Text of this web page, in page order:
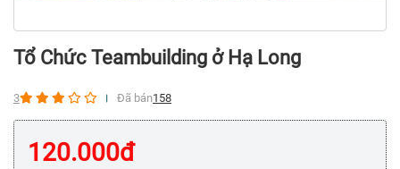
Tổ Chức Teambuilding ở Hạ Long
3 Đã bán158
120.000đ